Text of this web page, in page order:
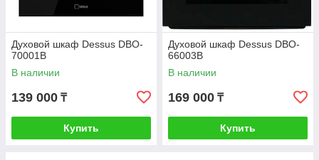
Духовой шкаф Dessus DBO-
70001B
В наличии
139 000 ₸
Купить
Духовой шкаф Dessus DBO-
66003B
В наличии
169 000 ₸
Купить